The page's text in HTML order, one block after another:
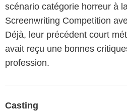
scénario catégorie horreur à
Screenwriting Competition
Déjà, leur précédent court
avait reçu une bonnes
profession.
Casting